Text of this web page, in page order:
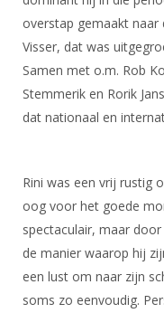
Samenwerking
Formulieren
Alle Verenigingen
Nieuws
Witte Vlekkenplan
Oprichting Vereniging
Overschrijven leden
JEC
Veteranenwedstrijden
Aanvragen van
Scheidsrechterslijst
Import inschrijvingen
Verwerk
Scheidsrechterslijst
Scheidsrechter
Opleidingen
Infotheek
Bibliotheek
ALV
overstap gemaakt naar
Visser, dat was
Samen met o.m. Rob
Stemmerik en Rorik
dat nationaal en
Rini was een vrij rustig
oog voor het goede
spectaculair, maar
de manier waarop hij
een lust om naar zijn
soms zo eenvoudig.